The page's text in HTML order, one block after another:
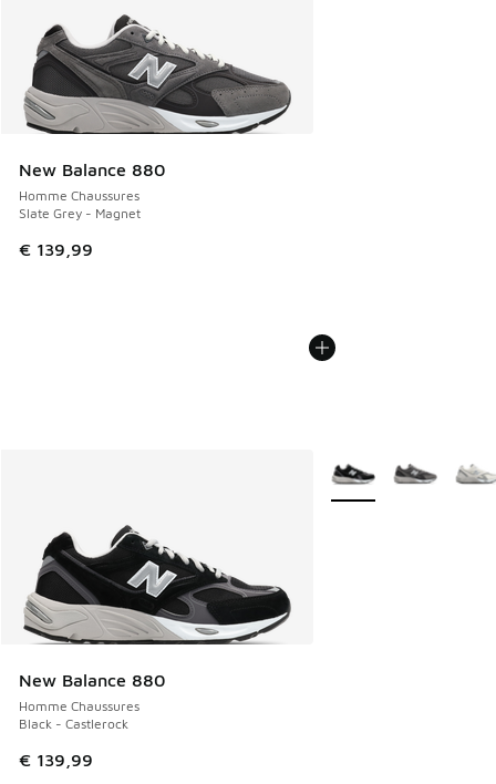
New Balance 880
Homme Chaussures
Slate Grey - Magnet
€ 139,99
New Balance 880
Homme Chaussures
Black - Castlerock
€ 139,99
Plus de couleurs